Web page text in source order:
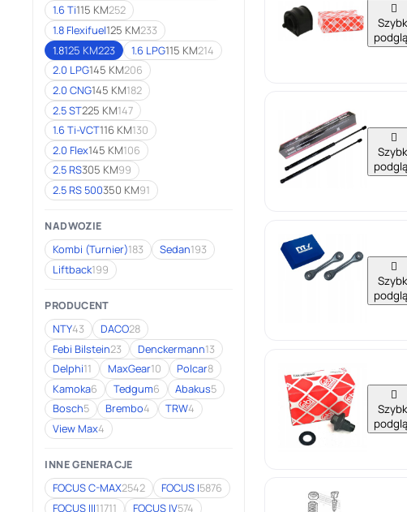
1.6 Ti115 KM252
1.8 Flexifuel125 KM233
1.8125 KM223 1.6 LPG115 KM214
2.0 LPG145 KM206
2.0 CNG145 KM182
2.5 ST225 KM147
1.6 Ti-VCT116 KM130
2.0 Flex145 KM106
2.5 RS305 KM99
2.5 RS 500350 KM91
NADWOZIE
Kombi (Turnier)183 Sedan193
Liftback199
PRODUCENT
NTY43 DACO28
Febi Bilstein23 Denckermann13
Delphi11 MaxGear10 Polcar8
Kamoka6 Tedgum6 Abakus5
Bosch5 Brembo4 TRW4
View Max4
INNE GENERACJE
FOCUS C-MAX2542 FOCUS I5876
FOCUS III11711 FOCUS IV574



